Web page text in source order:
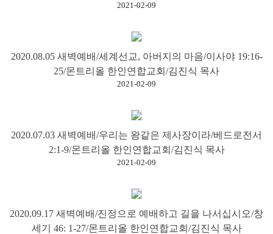
2021-02-09
2020.08.05 새벽예배/세계선교, 아버지의 마음/이사야 19:16-
25/몬트리올 한인연합교회/김진식 목사
2021-02-09
2020.07.03 새벽예배/우리는 왕같은 제사장이라/베드로전서
2:1-9/몬트리올 한인연합교회/김진식 목사
2021-02-09
2020.09.17 새벽예배/진정으로 예배하고 길을 나서십시오/창
세기 46: 1-27/몬트리올 한인연합교회/김진식 목사